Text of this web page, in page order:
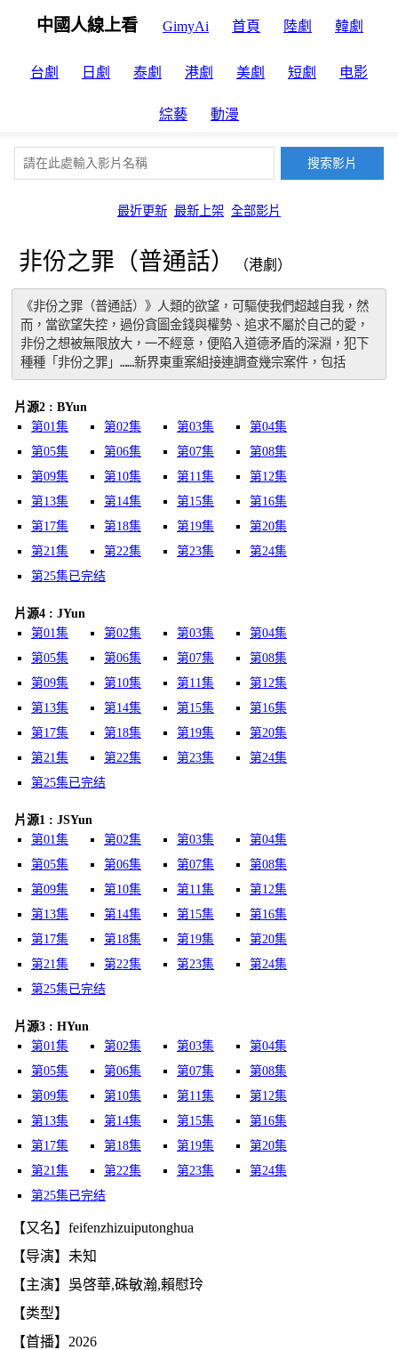
中國人線上看 GimyAi 首頁 陸劇 韓劇
台劇 日劇 泰劇 港劇 美劇 短劇 电影
綜藝 動漫
最近更新 最新上架 全部影片
非份之罪（普通話） （港劇）
《非份之罪（普通話）》人類的欲望，可驅使我們超越自我，然
而，當欲望失控，過份貪圖金錢與權勢、追求不屬於自己的愛，
非份之想被無限放大，一不經意，便陷入道德矛盾的深淵，犯下
種種「非份之罪」……新界東重案組接連調查幾宗案件，包括
片源2 : BYun
第01集
第02集 第03集
第04集
第05集
第06集 第07集
第08集
第09集
第10集 第11集
第12集
第13集
第14集 第15集
第16集
第17集
第18集 第19集
第20集
第21集
第22集 第23集
第24集
第25集已完结
片源4 : JYun
第01集
第02集 第03集
第04集
第05集
第06集 第07集
第08集
第09集
第10集 第11集
第12集
第13集
第14集 第15集
第16集
第17集
第18集 第19集
第20集
第21集
第22集 第23集
第24集
第25集已完结
片源1 : JSYun
第01集
第02集 第03集
第04集
第05集
第06集 第07集
第08集
第09集
第10集 第11集
第12集
第13集
第14集 第15集
第16集
第17集
第18集 第19集
第20集
第21集
第22集 第23集
第24集
第25集已完结
片源3 : HYun
第01集
第02集 第03集
第04集
第05集
第06集 第07集
第08集
第09集
第10集 第11集
第12集
第13集
第14集 第15集
第16集
第17集
第18集 第19集
第20集
第21集
第22集 第23集
第24集
第25集已完结
【又名】feifenzhizuiputonghua
【导演】未知
【主演】吳啓華,硃敏瀚,賴慰玲
【类型】
【首播】2026